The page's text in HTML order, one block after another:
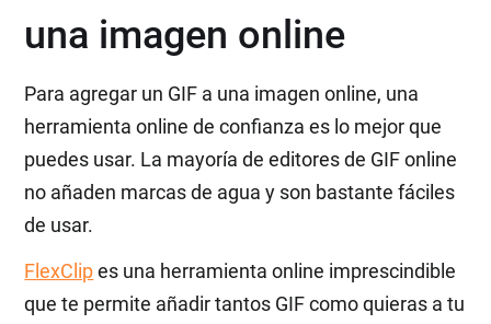
una imagen online
Para agregar un GIF a una imagen online, una
herramienta online de confianza es lo mejor que
puedes usar. La mayoría de editores de GIF online
no añaden marcas de agua y son bastante fáciles
de usar.
FlexClipes una herramienta online imprescindible
que te permite añadir tantos GIF como quieras a tu